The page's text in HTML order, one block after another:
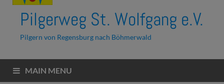
Pilgerweg St. Wolfgang e.V.
Pilgern von Regensburg nach Böhmerwald
MAIN MENU